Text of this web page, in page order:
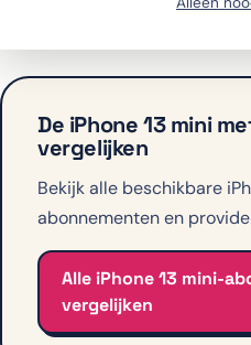
met abonnement. Bekijk
De iPhone 13 mini
vergelijken
Bekijk alle beschikbare
abonnementen en
Alle iPhone 13 mini-
vergelijken